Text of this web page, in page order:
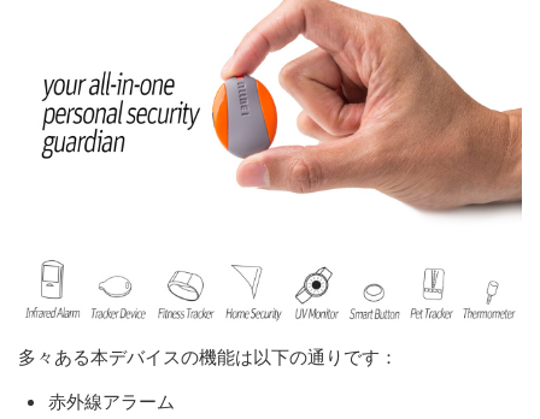
多々ある本デバイスの機能は以下の通りです：
赤外線アラーム